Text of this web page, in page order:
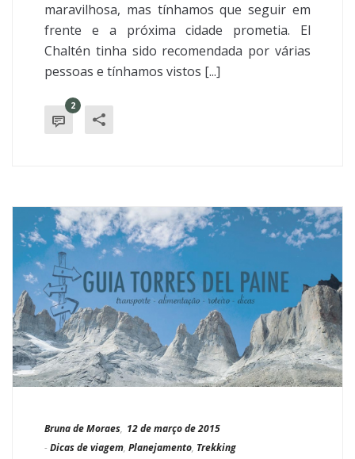
maravilhosa, mas tínhamos que seguir em
frente e a próxima cidade prometia. El
Chaltén tinha sido recomendada por várias
pessoas e tínhamos vistos [...]
2
Bruna de Moraes, 12 de março de 2015
- Dicas de viagem, Planejamento, Trekking